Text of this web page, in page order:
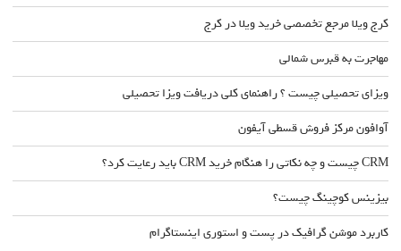
کرج ویلا مرجع تخصصی خرید ویلا در کرج
مهاجرت به قبرس شمالی
ویزای تحصیلی چیست ؟ راهنمای کلی دریافت ویزا تحصیلی
آوافون مرکز فروش قسطی آیفون
CRM چیست و چه نکاتی را هنگام خرید CRM باید رعایت کرد؟
بیزینس کوچینگ چیست؟
کاربرد موشن گرافیک در پست و استوری اینستاگرام